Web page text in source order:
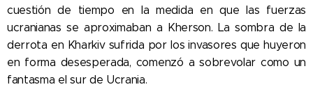
cuestión de tiempo en la medida en que las fuerzas
ucranianas se aproximaban a Kherson. La sombra de la
derrota en Kharkiv sufrida por los invasores que huyeron
en forma desesperada, comenzó a sobrevolar como un
fantasma el sur de Ucrania.